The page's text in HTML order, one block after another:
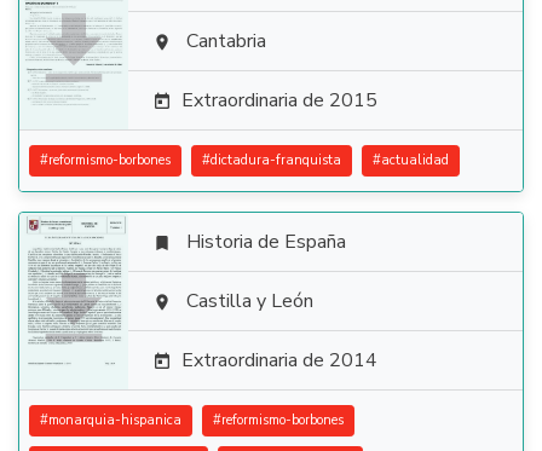
  Cantabria
 Extraordinaria de 2015
#reformismo-borbones #dictadura-franquista #actualidad

 Historia de España
 Castilla y León
 Extraordinaria de 2014
#monarquia-hispanica #reformismo-borbones